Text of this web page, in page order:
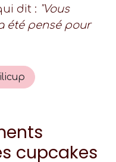
dit : "Vous
été pensé pour
cupcakes